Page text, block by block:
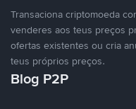
Transaciona criptomoeda
venderes aos teus preços
ofertas existentes ou cria
teus próprios preços.
Blog P2P